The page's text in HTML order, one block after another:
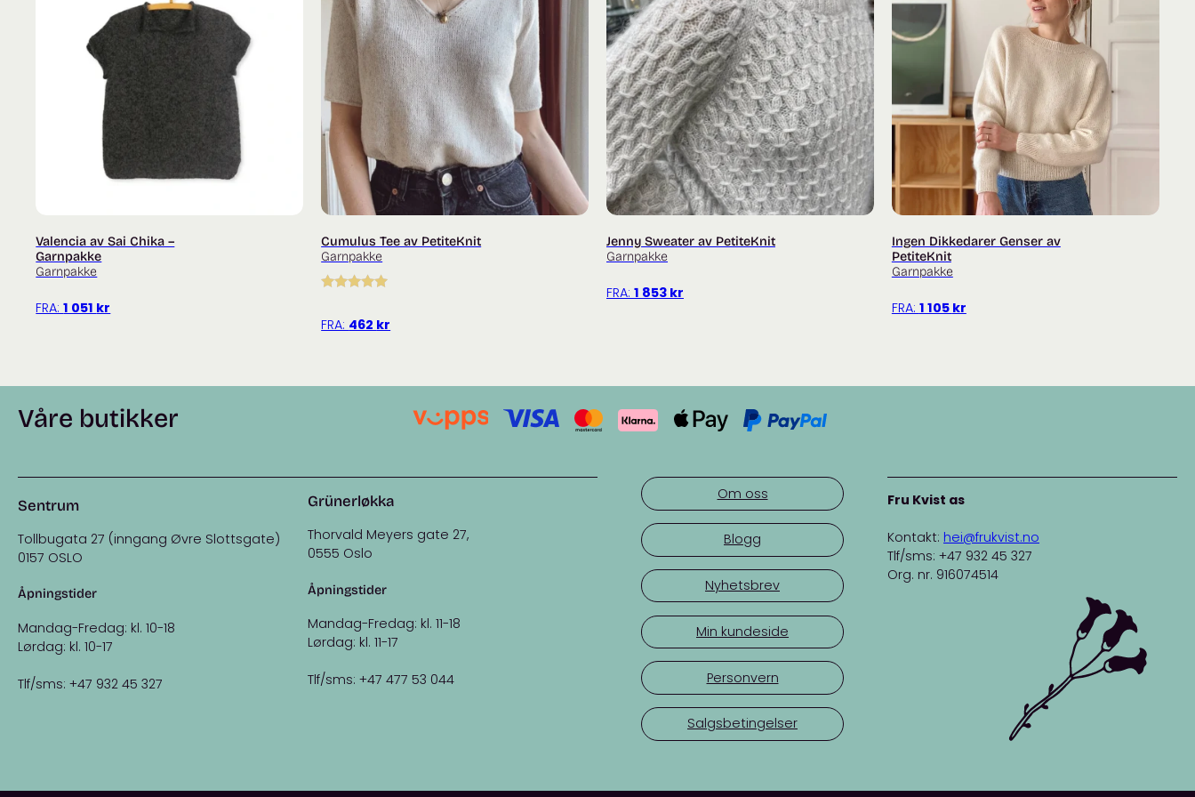
___
Trenger du hjelp med oppskriften? Titt innom facebookgruppaFru Kvist – strikkegruppe
for strikkehjelp og inspirasjon
Du finner flere garnpakker fra Marianne Isager her
Alle garnpakker fra Isager finner duher.
Valencia av Sai Chika –
Garnpakke
Garnpakke
FRA:1 051 kr
Cumulus Tee av PetiteKnit
Garnpakke
av 5
FRA: 462 kr
Jenny Sweater av PetiteKnit
Garnpakke
FRA: 1 853 kr
Ingen Dikkedarer Genser av
PetiteKnit
Garnpakke
FRA: 1 105 kr
Våre butikker
Sentrum
Tollbugata 27 (inngang Øvre Slottsgate)
0157 OSLO
Åpningstider
Mandag-Fredag: kl. 10-18
Lørdag: kl. 10-17
Tlf/sms: +47 932 45 327
Grünerløkka
Thorvald Meyers gate 27,
0555 Oslo
Åpningstider
Mandag-Fredag: kl. 11-18
Lørdag: kl. 11-17
Tlf/sms: +47 477 53 044
Om oss
Blogg
Nyhetsbrev
Min kundeside
Personvern
Salgsbetingelser
Fru Kvist as
Kontakt: hei@frukvist.no
Tlf/sms: +47 932 45 327
Org. nr. 916074514